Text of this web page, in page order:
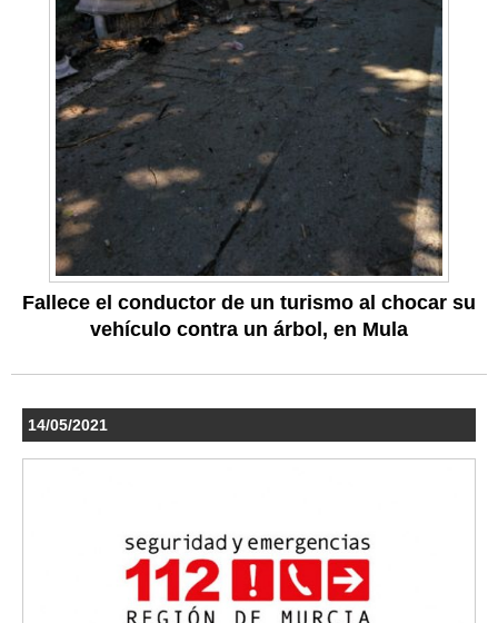
Fallece el conductor de un turismo al chocar su
vehículo contra un árbol, en Mula
14/05/2021